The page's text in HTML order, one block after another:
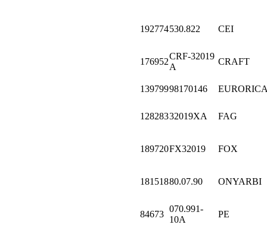
192774530.822 CEI
176952
CRF-32019
A
CRAFT
13979998170146
12828332019XA FAG
189720FX32019 FOX
18151880.07.90 ONYARBI
84673
070.991-
10A
PE